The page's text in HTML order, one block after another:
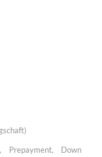
Prepayment, Down